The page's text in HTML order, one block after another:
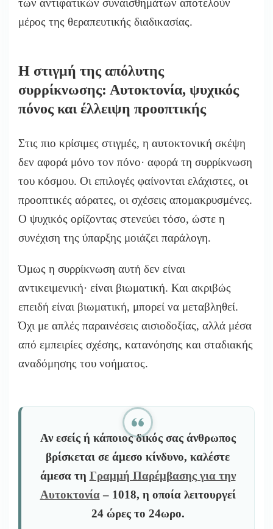
των αντιφατικών συναισθημάτων αποτελούν
μέρος της θεραπευτικής διαδικασίας.
Η στιγμή της απόλυτης
συρρίκνωσης: Αυτοκτονία, ψυχικός
πόνος και έλλειψη προοπτικής
Στις πιο κρίσιμες στιγμές, η αυτοκτονική σκέψη
δεν αφορά μόνο τον πόνο· αφορά τη συρρίκνωση
του κόσμου. Οι επιλογές φαίνονται ελάχιστες, οι
προοπτικές αόρατες, οι σχέσεις απομακρυσμένες.
Ο ψυχικός ορίζοντας στενεύει τόσο, ώστε η
συνέχιση της ύπαρξης μοιάζει παράλογη.
Όμως η συρρίκνωση αυτή δεν είναι
αντικειμενική· είναι βιωματική. Και ακριβώς
επειδή είναι βιωματική, μπορεί να μεταβληθεί.
Όχι με απλές παραινέσεις αισιοδοξίας, αλλά μέσα
από εμπειρίες σχέσης, κατανόησης και σταδιακής
αναδόμησης του νοήματος.
Αν εσείς ή κάποιος δικός σας άνθρωπος
βρίσκεται σε άμεσο κίνδυνο, καλέστε
άμεσα τη Γραμμή Παρέμβασης για την
Αυτοκτονία– 1018, η οποία λειτουργεί
24 ώρες το 24ωρο.